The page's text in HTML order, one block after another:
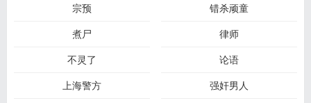
宗预
错杀顽童
煮尸
律师
不灵了
论语
上海警方
强奸男人